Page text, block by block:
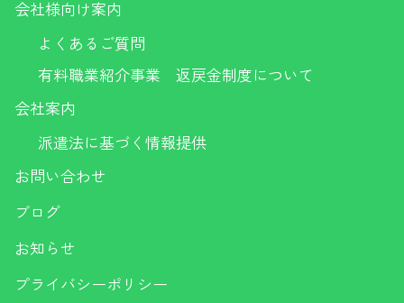
会社様向け案内
よくあるご質問
有料職業紹介事業 返戻金制度について
会社案内
派遣法に基づく情報提供
お問い合わせ
ブログ
お知らせ
プライバシーポリシー